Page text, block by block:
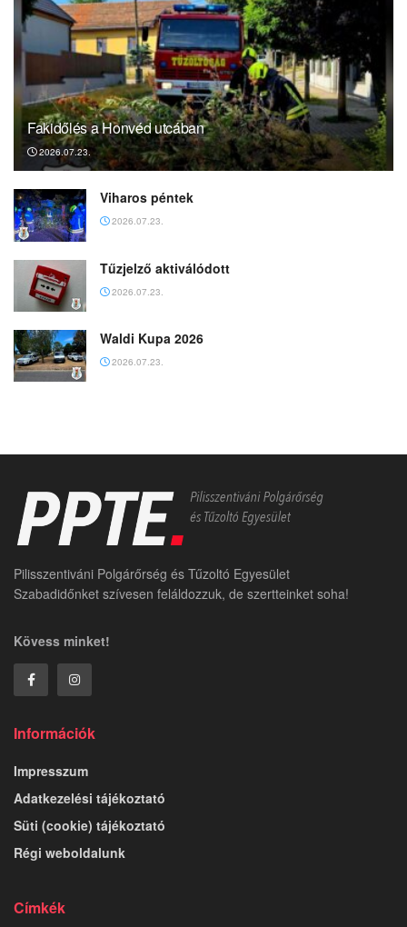
Fakidőlés a Honvéd utcában
2026.07.23.
Viharos péntek
2026.07.23.
Tűzjelző aktiválódott
2026.07.23.
Waldi Kupa 2026
2026.07.23.
Pilisszentiváni Polgárőrség és Tűzoltó Egyesület
Szabadidőnket szívesen feláldozzuk, de szertteinket soha!
Kövess minket!
Információk
Impresszum
Adatkezelési tájékoztató
Süti (cookie) tájékoztató
Régi weboldalunk
Címkék